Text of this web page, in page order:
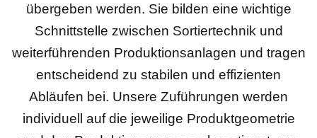
übergeben werden. Sie bilden eine wichtige
Schnittstelle zwischen Sortiertechnik und
weiterführenden Produktionsanlagen und tragen
entscheidend zu stabilen und effizienten
Abläufen bei. Unsere Zuführungen werden
individuell auf die jeweilige Produktgeometrie